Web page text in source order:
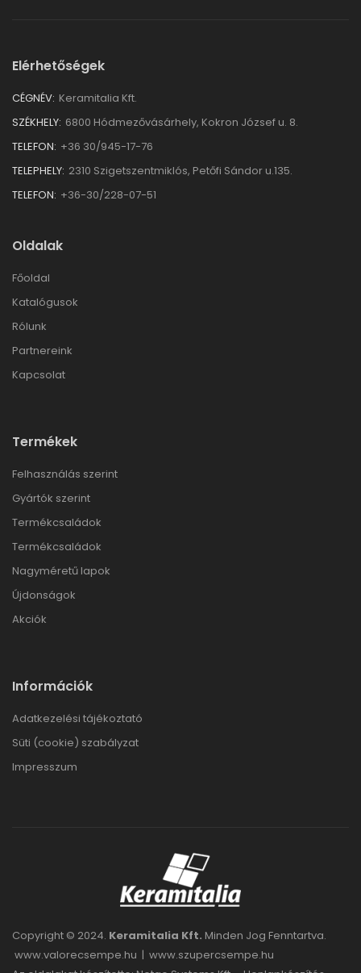
Elérhetőségek
CÉGNÉV: Keramitalia Kft.
SZÉKHELY: 6800 Hódmezővásárhely, Kokron József u. 8.
TELEFON: +36 30/945-17-76
TELEPHELY: 2310 Szigetszentmiklós, Petőfi Sándor u.135.
TELEFON: +36-30/228-07-51
Oldalak
Főoldal
Katalógusok
Rólunk
Partnereink
Kapcsolat
Termékek
Felhasználás szerint
Gyártók szerint
Termékcsaládok
Termékcsaládok
Nagyméretű lapok
Újdonságok
Akciók
Információk
Adatkezelési tájékoztató
Süti (cookie) szabályzat
Impresszum
Copyright © 2024. Keramitalia Kft. Minden Jog Fenntartva.
www.valorecsempe.hu | www.szupercsempe.hu